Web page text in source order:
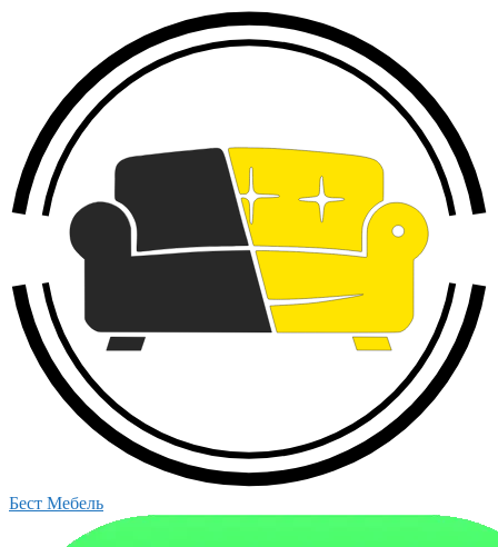
Бест Мебель